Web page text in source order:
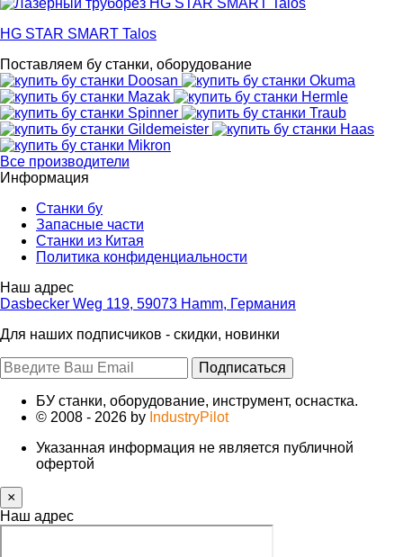
HG STAR SMART Talos
Поставляем бу станки, оборудование
Все производители
Информация
Станки бу
Запасные части
Станки из Китая
Политика конфиденциальности
Наш адрес
Dasbecker Weg 119, 59073 Hamm, Германия
Для наших подписчиков - скидки, новинки
Подписаться
БУ станки, оборудование, инструмент, оснастка.
© 2008 - 2026 by IndustryPilot
Указанная информация не является публичной
офертой
×
Наш адрес